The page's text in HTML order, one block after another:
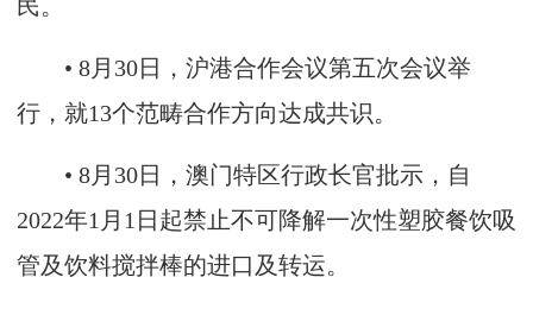
民。
• 8月30日，沪港合作会议第五次会议举
行，就13个范畴合作方向达成共识。
• 8月30日，澳门特区行政长官批示，自
2022年1月1日起禁止不可降解一次性塑胶餐饮吸
管及饮料搅拌棒的进口及转运。